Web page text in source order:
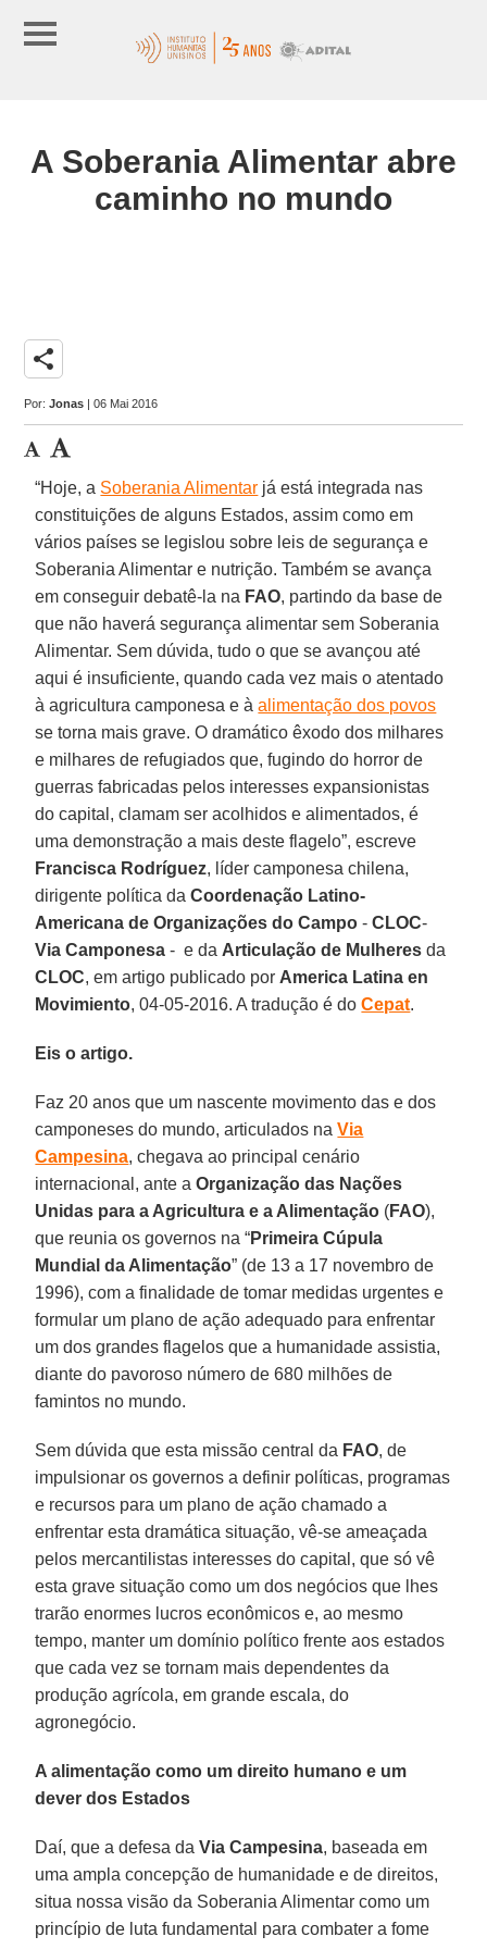
A Soberania Alimentar abre
caminho no mundo
share
Por:Jonas | 06 Mai 2016
“Hoje, a Soberania Alimentar já está integrada nas
constituições de alguns Estados, assim como em
vários países se legislou sobre leis de segurança e
Soberania Alimentar e nutrição. Também se avança
em conseguir debatê-la na FAO, partindo da base de
que não haverá segurança alimentar sem Soberania
Alimentar. Sem dúvida, tudo o que se avançou até
aqui é insuficiente, quando cada vez mais o atentado
à agricultura camponesa e àalimentação dos povos
se torna mais grave. O dramático êxodo dos milhares
e milhares de refugiados que, fugindo do horror de
guerras fabricadas pelos interesses expansionistas
do capital, clamam ser acolhidos e alimentados, é
uma demonstração a mais deste flagelo”, escreve
Francisca Rodríguez, líder camponesa chilena,
dirigente política daCoordenação Latino-
Americana de Organizações do Campo -CLOC-
Via Camponesa - e da Articulação de Mulheres da
CLOC, em artigo publicado por America Latina en
Movimiento, 04-05-2016. A tradução é doCepat.
Eis o artigo.
Faz 20 anos que um nascente movimento das e dos
camponeses do mundo, articulados naVia
Campesina, chegava ao principal cenário
internacional, ante aOrganização das Nações
Unidas para a Agricultura e a Alimentação (FAO),
que reunia os governos na “Primeira Cúpula
Mundial da Alimentação” (de 13 a 17 novembro de
1996), com a finalidade de tomar medidas urgentes e
formular um plano de ação adequado para enfrentar
um dos grandes flagelos que a humanidade assistia,
diante do pavoroso número de 680 milhões de
famintos no mundo.
Sem dúvida que esta missão central da FAO, de
impulsionar os governos a definir políticas, programas
e recursos para um plano de ação chamado a
enfrentar esta dramática situação, vê-se ameaçada
pelos mercantilistas interesses do capital, que só vê
esta grave situação como um dos negócios que lhes
trarão enormes lucros econômicos e, ao mesmo
tempo, manter um domínio político frente aos estados
que cada vez se tornam mais dependentes da
produção agrícola, em grande escala, do
agronegócio.
A alimentação como um direito humano e um
dever dos Estados
Daí, que a defesa daVia Campesina, baseada em
uma ampla concepção de humanidade e de direitos,
situa nossa visão da Soberania Alimentar como um
princípio de luta fundamental para combater a fome